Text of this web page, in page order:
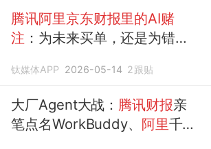
腾讯阿里京东财报里的AI赌
注 ：为未来买单，还是为错误
钛媒体APP 2026-05-14 2跟贴
大厂Agent大战： 腾讯财报亲
笔点名WorkBuddy、 阿里千